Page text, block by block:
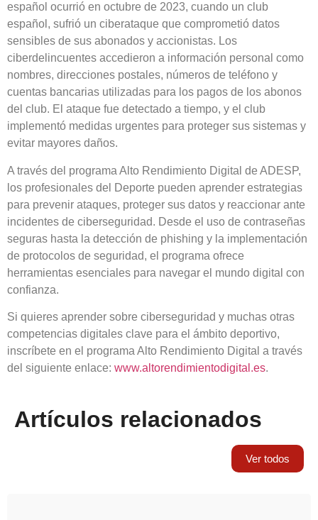
español ocurrió en octubre de 2023, cuando un club
español, sufrió un ciberataque que comprometió datos
sensibles de sus abonados y accionistas. Los
ciberdelincuentes accedieron a información personal como
nombres, direcciones postales, números de teléfono y
cuentas bancarias utilizadas para los pagos de los abonos
del club. El ataque fue detectado a tiempo, y el club
implementó medidas urgentes para proteger sus sistemas y
evitar mayores daños.
A través del programa Alto Rendimiento Digital de ADESP,
los profesionales del Deporte pueden aprender estrategias
para prevenir ataques, proteger sus datos y reaccionar ante
incidentes de ciberseguridad. Desde el uso de contraseñas
seguras hasta la detección de phishing y la implementación
de protocolos de seguridad, el programa ofrece
herramientas esenciales para navegar el mundo digital con
confianza.
Si quieres aprender sobre ciberseguridad y muchas otras
competencias digitales clave para el ámbito deportivo,
inscríbete en el programa Alto Rendimiento Digital a través
del siguiente enlace: www.altorendimientodigital.es.
Artículos relacionados
Ver todos